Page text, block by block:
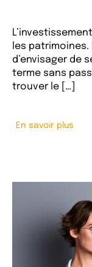
les patrimoines.
d’envisager de
terme sans
trouver le […]
En savoir plus